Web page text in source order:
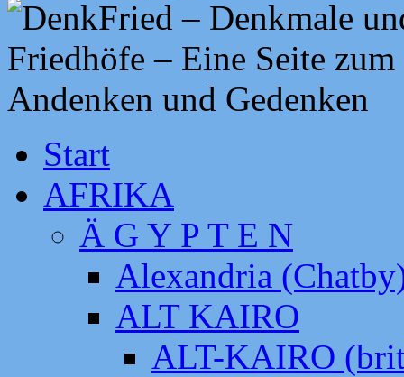
Start
AFRIKA
Ä G Y P T E N
Alexandria
ALT KAIRO
ALT-KAIRO